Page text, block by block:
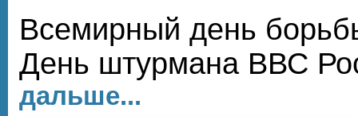
Всемирный день
День штурмана ВВС
дальше...